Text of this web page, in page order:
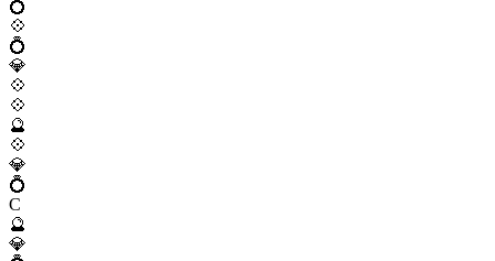
💍
💠
💍
💎
💠
💠
🔮
💠
💎
💍
C
🔮
💎